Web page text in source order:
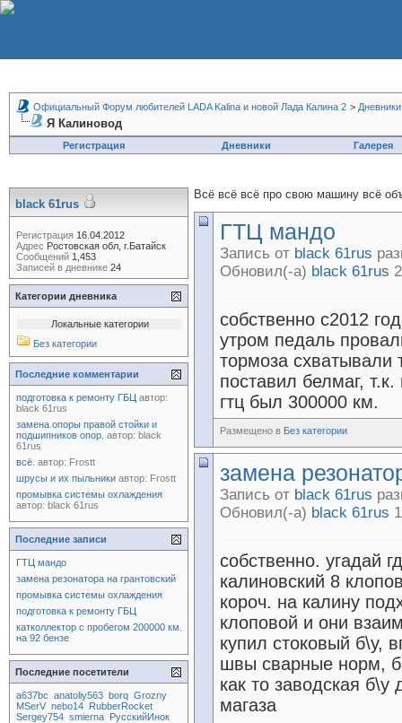
Официальный Форум любителей LADA Kalina и новой Лада Калина 2 > Дневники
Я Калиновод
Регистрация Дневники Галерея
Всё всё всё про свою машину всё
ГТЦ мандо
Запись от black 61rus
Обновил(-а) black 61rus
собственно с2012
утром педаль
тормоза схватывали
поставил белмаг,
гтц был 300000 км.
Размещено в Без категории
замена
Запись от black 61rus
Обновил(-а) black 61rus
собственно. угадай
калиновский 8
короч. на калину
клоповой и они
купил стоковый б\у,
швы сварные норм,
как то заводская
магаза
black 61rus
Регистрация 16.04.2012
Адрес Ростовская обл, г.Батайск
Сообщений 1,453
Записей в дневнике 24
Категории дневника
Локальные категории
Без категории
Последние комментарии
подготовка к ремонту ГБЦ автор:
black 61rus
замена опоры правой стойки и
подшипников опор. автор: black
61rus
всё. автор: Frostt
шрусы и их пыльники автор: Frostt
промывка системы охлаждения
автор: black 61rus
Последние записи
ГТЦ мандо
замена резонатора на грантовский
промывка системы охлаждения
подготовка к ремонту ГБЦ
катколлектор с пробегом 200000 км.
на 92 бензе
Последние посетители
a637bc anatoliy563 borq Grozny
MSerV nebo14 RubberRocket
Sergey754 smierna РусскийИнок